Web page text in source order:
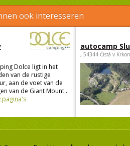
ook interesseren
Dolce ligt in het
van de rustige
aan de voet van de
van de Giant Mount...
pagina's
autocamp
, 54344 Čistá v